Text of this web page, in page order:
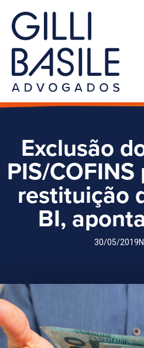
Exclusão
PIS/
restituição
BI,
30/05/2019